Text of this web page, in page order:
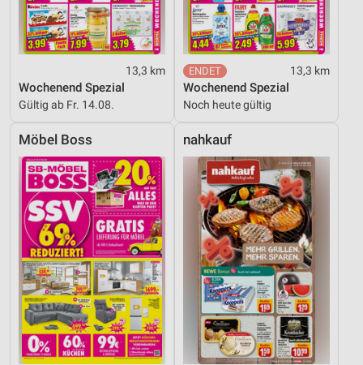
13,3 km
Wochenend Spezial
Gültig ab Fr. 14.08.
13,3 km
Wochenend Spezial
Noch heute gültig
Möbel Boss nahkauf
Notwendig
Performance
Werbung